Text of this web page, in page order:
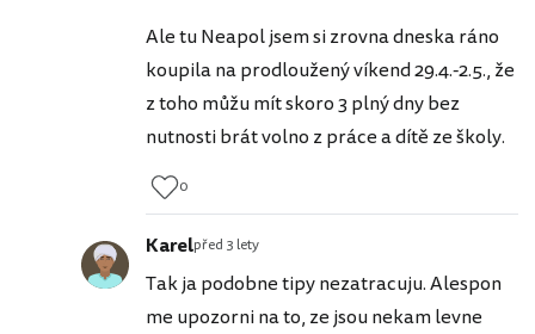
Ale tu Neapol jsem si zrovna dneska ráno
koupila na prodloužený víkend 29.4.-2.5., že
z toho můžu mít skoro 3 plný dny bez
nutnosti brát volno z práce a dítě ze školy.
0
Karelpřed 3 lety
Tak ja podobne tipy nezatracuju. Alespon
me upozorni na to, ze jsou nekam levne